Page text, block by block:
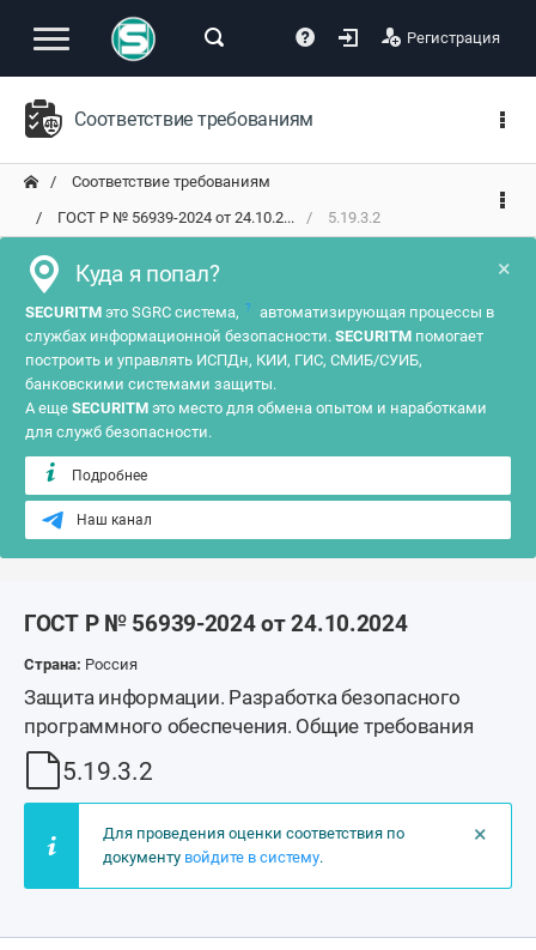
Регистрация
Соответствие требованиям
Соответствие требованиям
ГОСТ Р № 56939-2024 от 24.10.2...
5.19.3.2
×
Куда я попал?
SECURITM это SGRC система, ?
автоматизирующая процессы в
службах информационной безопасности. SECURITM помогает
построить и управлять ИСПДн, КИИ, ГИС, СМИБ/СУИБ,
банковскими системами защиты.
А еще SECURITM это место для обмена опытом и наработками
для служб безопасности.
Подробнее
Наш канал
ГОСТ Р № 56939-2024 от 24.10.2024
Страна: Россия
Защита информации. Разработка безопасного
программного обеспечения. Общие требования
5.19.3.2
×
Для проведения оценки соответствия по
документу войдите в систему.